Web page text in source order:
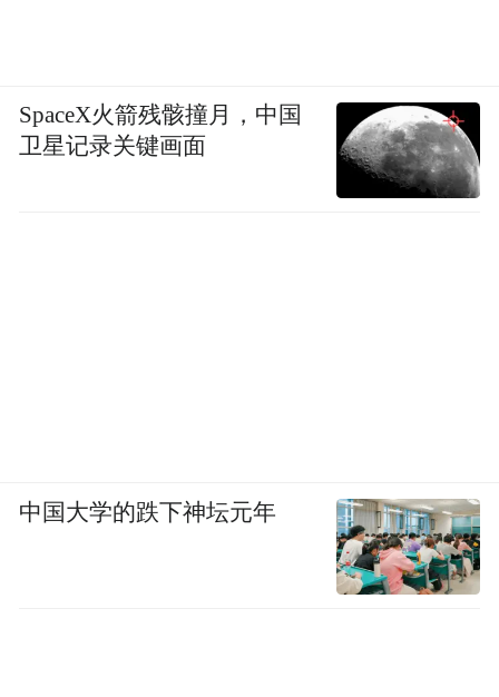
还不错，欢迎点赞、在看支持一下，这里是
凰家评测，我们下期再见，拜拜！
SpaceX火箭残骸撞月，中国
卫星记录关键画面
中国大学的跌下神坛元年